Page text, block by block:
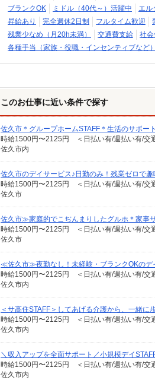
ブランクOK
ミドル（40代～）活躍中 エル
昇給あり
完全週休2日制 フルタイム歓迎
残業少なめ（月20h未満）
交通費支給 社会
各種手当（家族・役職・インセンティブなど
このお仕事に近い条件で探す
佐久市＊グループホームSTAFF＊生活のサポー
時給1500円〜2125円 ＜日払い有/週払い有/交
佐久市内
佐久市のデイサービス♪日勤のみ！残業ゼロで
時給1500円〜2125円 ＜日払い有/週払い有/交
佐久市
佐久市≫家庭的でこぢんまりしたグルホ＊家事
時給1500円〜2125円 ＜日払い有/週払い有/交
佐久市
≪佐久市≫夜勤なし！未経験・ブランクOKのデ
時給1500円〜2125円 ＜日払い有/週払い有/交
佐久市内
＜サ高住STAFF＞してあげる介護から、一緒に
時給1500円〜2125円 ＜日払い有/週払い有/交
佐久市内
＼収入アップを全面サポート／小規模デイ
時給1500円〜2125円 ＜日払い有/週払い有/交
佐久市内